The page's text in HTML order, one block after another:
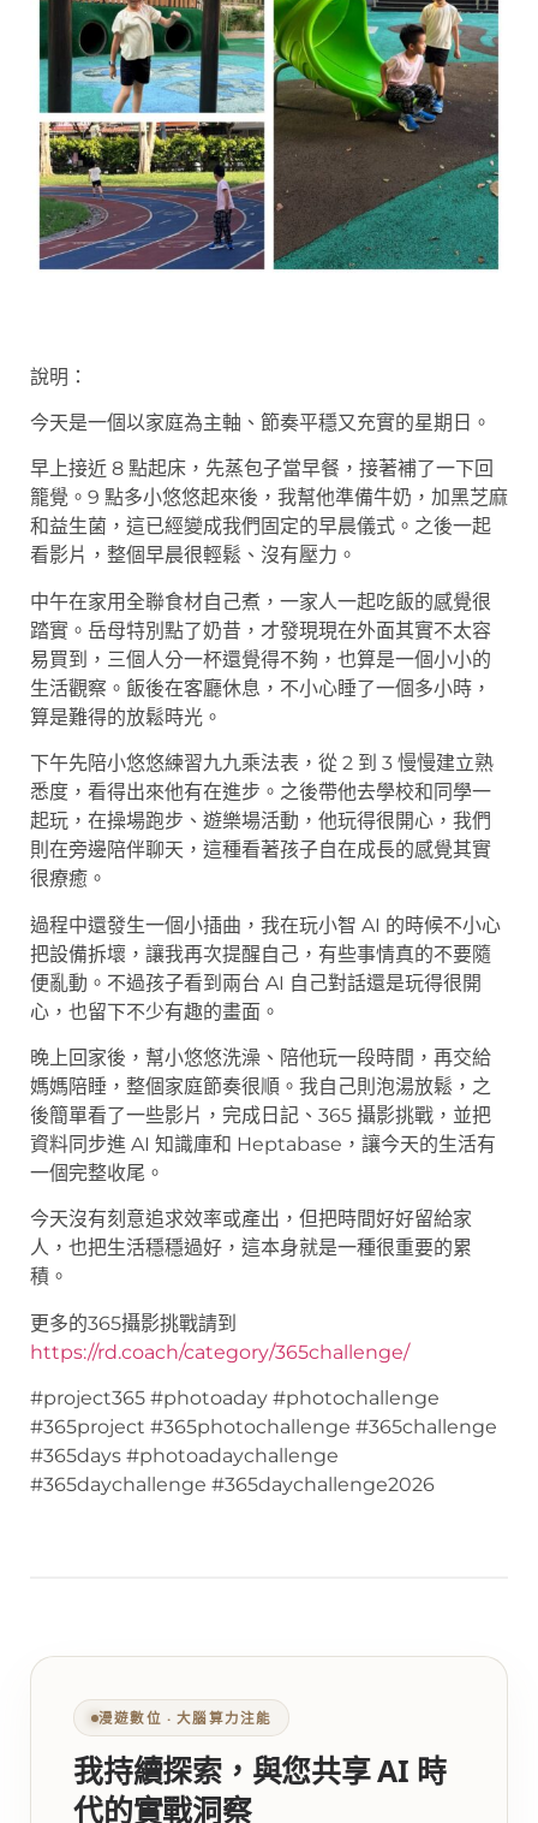
說明：
今天是一個以家庭為主軸、節奏平穩又充實的星期日。
早上接近 8 點起床，先蒸包子當早餐，接著補了一下回
籠覺。9 點多小悠悠起來後，我幫他準備牛奶，加黑芝麻
和益生菌，這已經變成我們固定的早晨儀式。之後一起
看影片，整個早晨很輕鬆、沒有壓力。
中午在家用全聯食材自己煮，一家人一起吃飯的感覺很
踏實。岳母特別點了奶昔，才發現現在外面其實不太容
易買到，三個人分一杯還覺得不夠，也算是一個小小的
生活觀察。飯後在客廳休息，不小心睡了一個多小時，
算是難得的放鬆時光。
下午先陪小悠悠練習九九乘法表，從 2 到 3 慢慢建立熟
悉度，看得出來他有在進步。之後帶他去學校和同學一
起玩，在操場跑步、遊樂場活動，他玩得很開心，我們
則在旁邊陪伴聊天，這種看著孩子自在成長的感覺其實
很療癒。
過程中還發生一個小插曲，我在玩小智 AI 的時候不小心
把設備拆壞，讓我再次提醒自己，有些事情真的不要隨
便亂動。不過孩子看到兩台 AI 自己對話還是玩得很開
心，也留下不少有趣的畫面。
晚上回家後，幫小悠悠洗澡、陪他玩一段時間，再交給
媽媽陪睡，整個家庭節奏很順。我自己則泡湯放鬆，之
後簡單看了一些影片，完成日記、365 攝影挑戰，並把
資料同步進 AI 知識庫和 Heptabase，讓今天的生活有
一個完整收尾。
今天沒有刻意追求效率或產出，但把時間好好留給家
人，也把生活穩穩過好，這本身就是一種很重要的累
積。
更多的365攝影挑戰請到
https://rd.coach/category/365challenge/
#project365 #photoaday #photochallenge
#365project #365photochallenge #365challenge
#365days #photoadaychallenge
#365daychallenge #365daychallenge2026
漫遊數位 ‧ 大腦算力注能
我持續探索，與您共享 AI 時
代的實戰洞察